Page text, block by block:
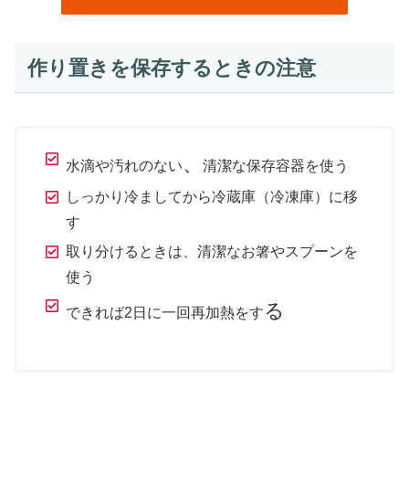
作り置きを保存するときの注意
水滴や汚れのない、清潔な保存容器を使う
しっかり冷ましてから冷蔵庫（冷凍庫）に移
す
取り分けるときは、清潔なお箸やスプーンを
使う
できれば2日に一回再加熱をする